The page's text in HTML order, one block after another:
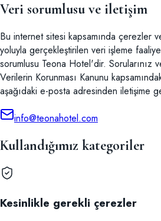
Veri sorumlusu ve iletişim
Bu internet sitesi kapsamında çerezler
yoluyla gerçekleştirilen veri işleme
sorumlusu Teona Hotel'dir. Sorularınız
Verilerin Korunması Kanunu
aşağıdaki e-posta adresinden iletişime
info@teonahotel.com
Kullandığımız kategoriler
Kesinlikle gerekli çerezler